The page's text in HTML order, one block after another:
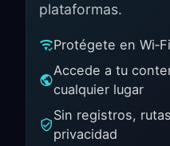
plataformas.
Protégete en
Accede a tu
cualquier lugar
Sin registros,
privacidad